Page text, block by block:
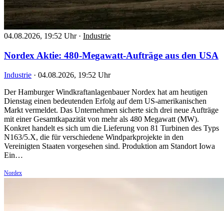
04.08.2026, 19:52 Uhr · Industrie
Nordex Aktie: 480-Megawatt-Aufträge aus den USA
Industrie · 04.08.2026, 19:52 Uhr
Der Hamburger Windkraftanlagenbauer Nordex hat am heutigen
Dienstag einen bedeutenden Erfolg auf dem US-amerikanischen
Markt vermeldet. Das Unternehmen sicherte sich drei neue Aufträge
mit einer Gesamtkapazität von mehr als 480 Megawatt (MW).
Konkret handelt es sich um die Lieferung von 81 Turbinen des Typs
N163/5.X, die für verschiedene Windparkprojekte in den
Vereinigten Staaten vorgesehen sind. Produktion am Standort Iowa
Ein…
Nordex